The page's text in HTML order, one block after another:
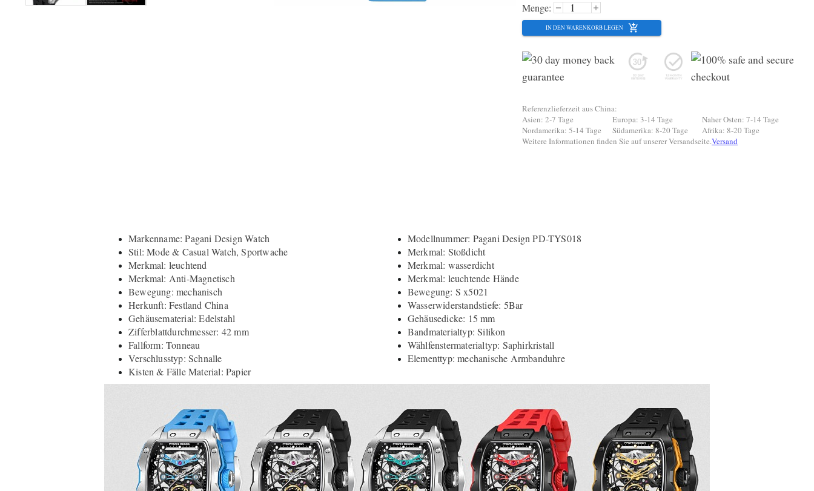
Menge:
IN DEN WARENKORB LEGEN
Referenzlieferzeit aus China:
Asien: 2-7 Tage
Europa: 3-14 Tage
Naher Osten: 7-14 Tage
Nordamerika: 5-14 Tage
Südamerika: 8-20 Tage
Afrika: 8-20 Tage
Weitere Informationen finden Sie auf unserer Versandseite.Versand
Markenname: Pagani Design Watch
Modellnummer: Pagani Design PD-TYS018
Stil: Mode & Casual Watch, Sportwache
Merkmal: Stoßdicht
Merkmal: leuchtend
Merkmal: wasserdicht
Merkmal: Anti-Magnetisch
Merkmal: leuchtende Hände
Bewegung: mechanisch
Bewegung: S x5021
Herkunft: Festland China
Wasserwiderstandstiefe: 5Bar
Gehäusematerial: Edelstahl
Gehäusedicke: 15 mm
Zifferblattdurchmesser: 42 mm
Bandmaterialtyp: Silikon
Fallform: Tonneau
Wählfenstermaterialtyp: Saphirkristall
Verschlusstyp: Schnalle
Elementtyp: mechanische Armbanduhre
Kisten & Fälle Material: Papier